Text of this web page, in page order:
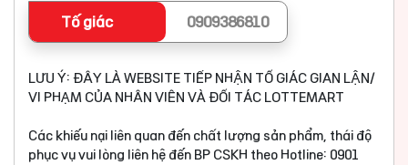
Tố giác 0909386810
LƯU Ý: ĐÂY LÀ WEBSITE TIẾP NHẬN TỐ GIÁC GIAN LẬN/
VI PHẠM CỦA NHÂN VIÊN VÀ ĐỐI TÁC LOTTEMART
Các khiếu nại liên quan đến chất lượng sản phẩm, thái độ
phục vụ vui lòng liên hệ đến BP CSKH theo Hotline: 0901